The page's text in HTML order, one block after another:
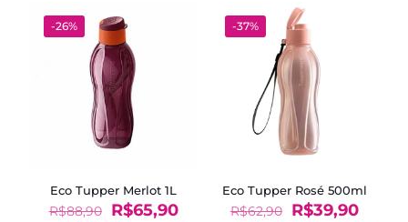
-26%
Eco Tupper Merlot 1L
R$88,90
O
R$65,90O
-37%
Eco Tupper Rosé 500ml
R$62,90
O
R$39,90O